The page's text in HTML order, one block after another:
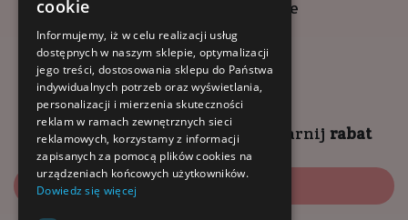
Kompleks Buma Square
godziny otwarcia:
9:00 - 18:00 (pon-pt)
10:00 - 14:00 (sob)
Zapisz się naNEWSLETTER zgarnij rabat
Zapisz się
cookie
Informujemy, iż w celu realizacji usług
dostępnych w naszym sklepie, optymalizacji
jego treści, dostosowania sklepu do Państwa
indywidualnych potrzeb oraz wyświetlania,
personalizacji i mierzenia skuteczności
reklam w ramach zewnętrznych sieci
reklamowych, korzystamy z informacji
zapisanych za pomocą plików cookies na
urządzeniach końcowych użytkowników.
Dowiedz się więcej